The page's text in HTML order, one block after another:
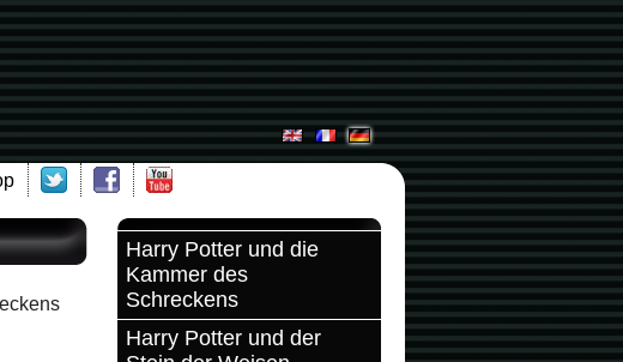
Harry Potter und die
Kammer des
Schreckens
Harry Potter und der